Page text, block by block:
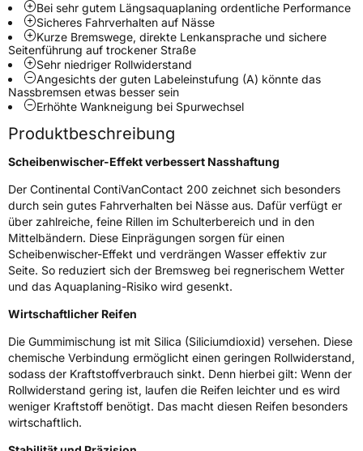
EU Label
Effizienz B
NasshaftungA
Rollgeräusch (dB)72
Fahrzeugklasse C2
3PMSF / Schneeflockensymbol / Alpine-SymbolNein
Eisgrip Nein
EPREL ID481555
Allgemeine Produktsicherheit (GPSR)
HerstellerkontaktContinental Reifen Deutschland GmbH
Continental-Plaza 1 30173 Hannover
Deutschland,
Bei sehr gutem Längsaquaplaning ordentliche Performance
Sicheres Fahrverhalten auf Nässe
Kurze Bremswege, direkte Lenkansprache und sichere
Seitenführung auf trockener Straße
Sehr niedriger Rollwiderstand
Angesichts der guten Labeleinstufung (A) könnte das
Nassbremsen etwas besser sein
Erhöhte Wankneigung bei Spurwechsel
Produktbeschreibung
Scheibenwischer-Effekt verbessert Nasshaftung
Der Continental ContiVanContact 200 zeichnet sich besonders
durch sein gutes Fahrverhalten bei Nässe aus. Dafür verfügt er
über zahlreiche, feine Rillen im Schulterbereich und in den
Mittelbändern. Diese Einprägungen sorgen für einen
Scheibenwischer-Effekt und verdrängen Wasser effektiv zur
Seite. So reduziert sich der Bremsweg bei regnerischem Wetter
und das Aquaplaning-Risiko wird gesenkt.
Wirtschaftlicher Reifen
Die Gummimischung ist mit Silica (Siliciumdioxid) versehen. Diese
chemische Verbindung ermöglicht einen geringen Rollwiderstand,
sodass der Kraftstoffverbrauch sinkt. Denn hierbei gilt: Wenn der
Rollwiderstand gering ist, laufen die Reifen leichter und es wird
weniger Kraftstoff benötigt. Das macht diesen Reifen besonders
wirtschaftlich.